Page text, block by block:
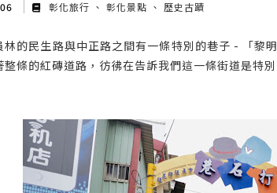
彰化旅行 彰化景點 歷史古蹟
林的民生路與中正路之間有一條特別的巷子 - 「黎
整條的紅磚道路，彷彿在告訴我們這一條街道是特別